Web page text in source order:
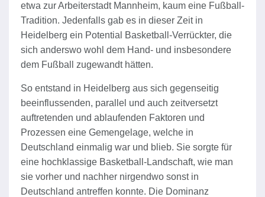
etwa zur Arbeiterstadt Mannheim, kaum eine Fußball-
Tradition. Jedenfalls gab es in dieser Zeit in
Heidelberg ein Potential Basketball-Verrückter, die
sich anderswo wohl dem Hand- und insbesondere
dem Fußball zugewandt hätten.
So entstand in Heidelberg aus sich gegenseitig
beeinflussenden, parallel und auch zeitversetzt
auftretenden und ablaufenden Faktoren und
Prozessen eine Gemengelage, welche in
Deutschland einmalig war und blieb. Sie sorgte für
eine hochklassige Basketball-Landschaft, wie man
sie vorher und nachher nirgendwo sonst in
Deutschland antreffen konnte. Die Dominanz